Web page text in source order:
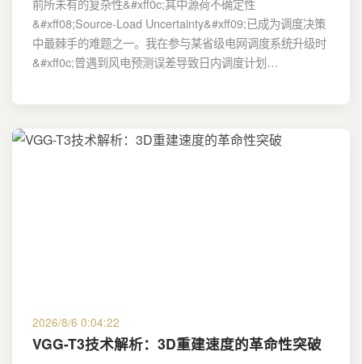
前所未有的复杂性&#xff0c;其中源荷不确定性
&#xff08;Source-Load Uncertainty&#xff09;已成为调度决策
中最棘手的难题之一。我在参与某省级电网调度系统升级时
&#xff0c;曾遇到风电预测误差导致日内调度计划…
2026/8/6 0:04:22
VGG-T3技术解析：3D重建速度的革命性突破